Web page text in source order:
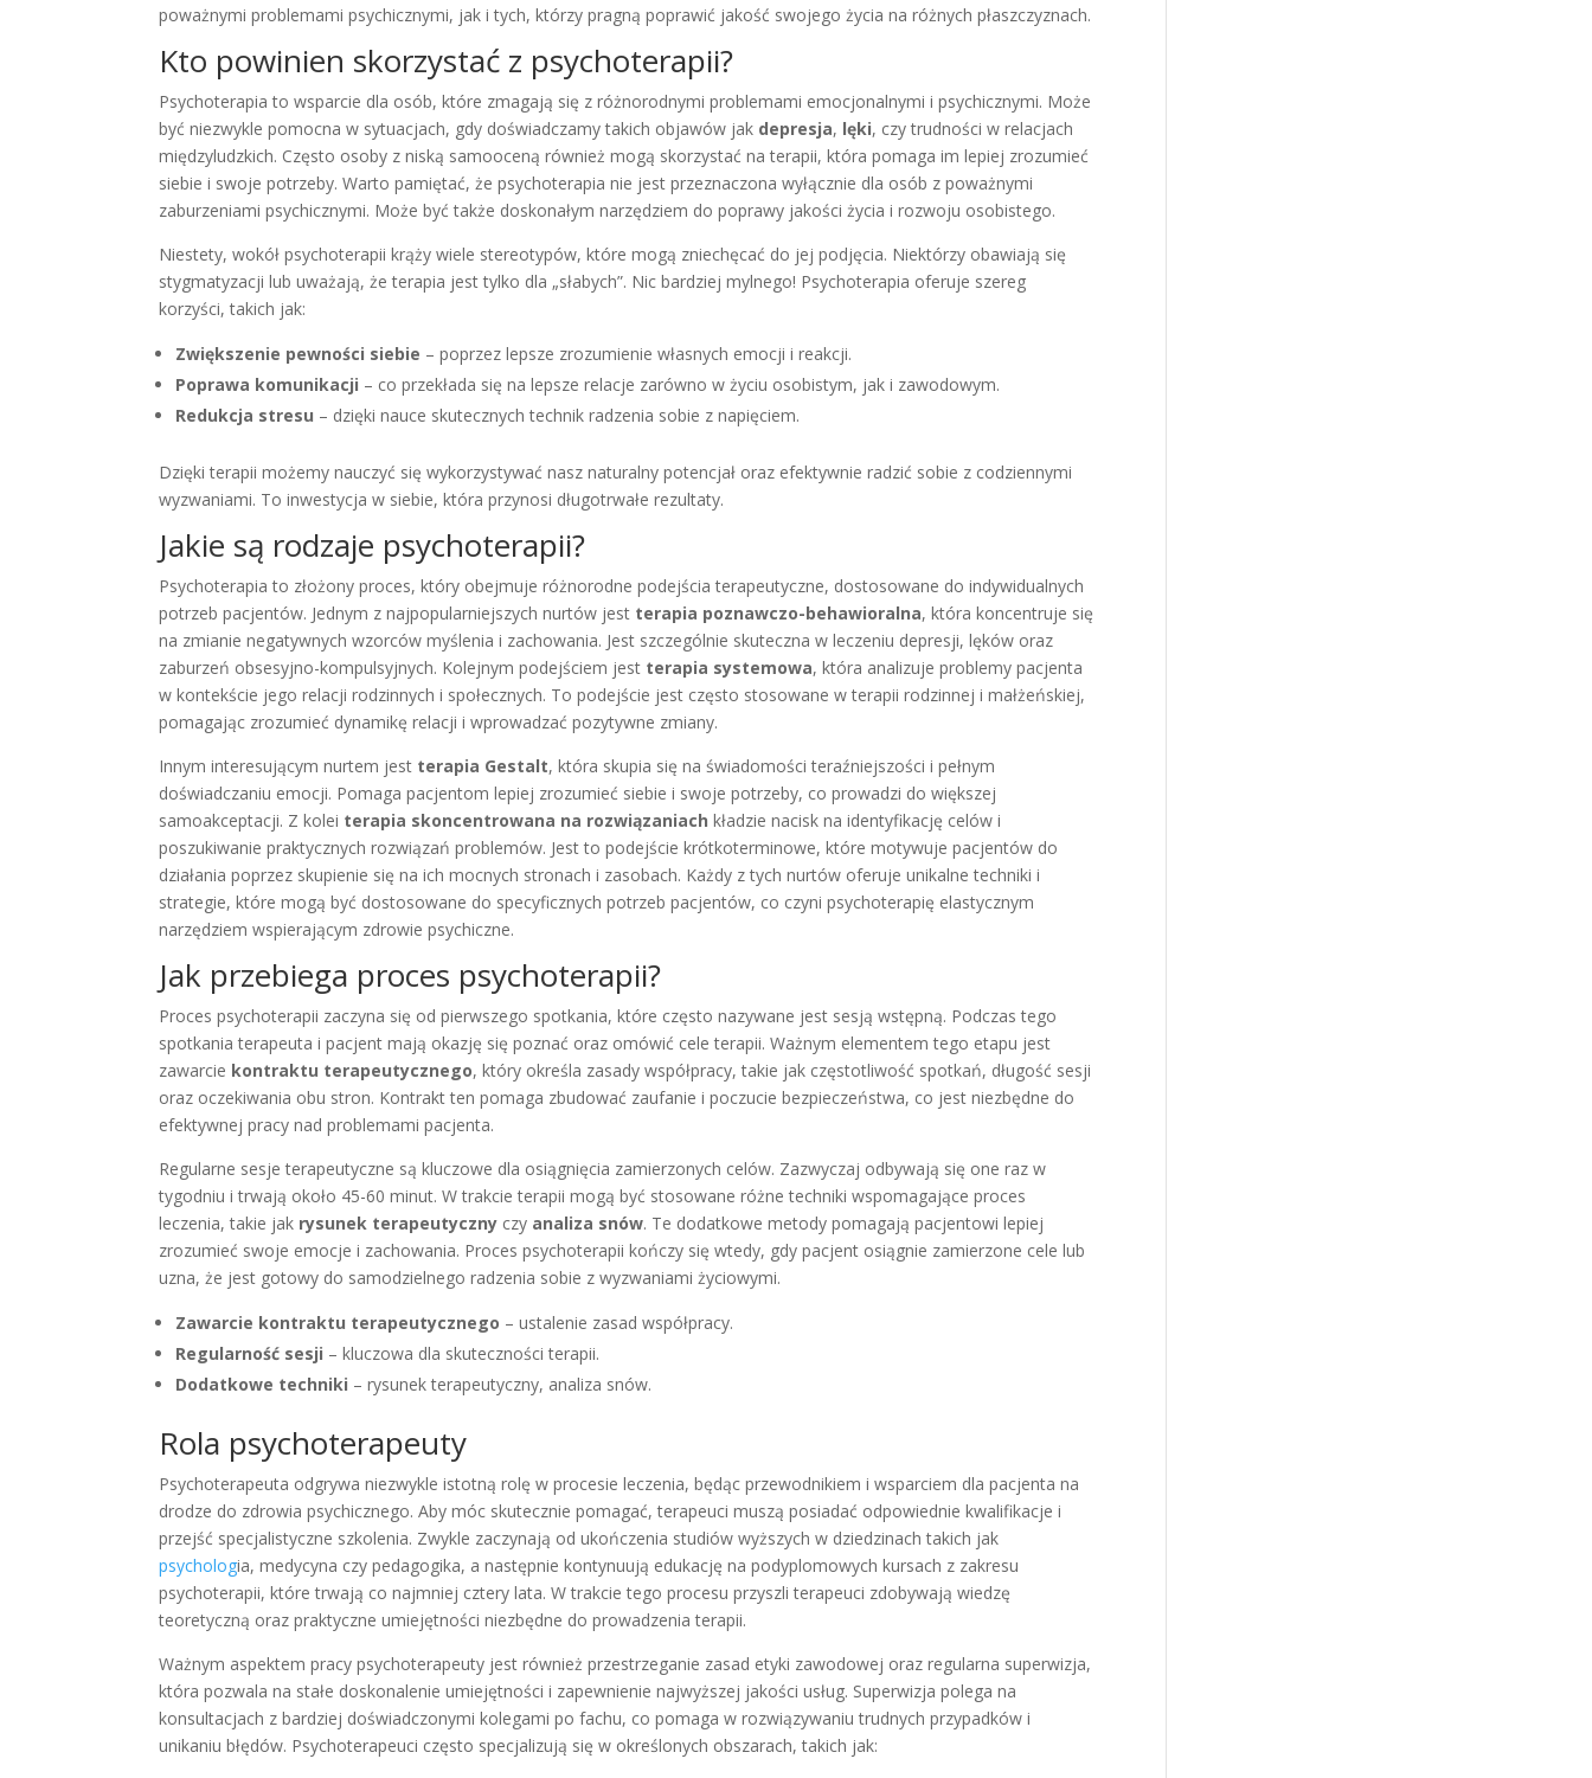
poważnymi problemami psychicznymi, jak i tych, którzy pragną poprawić jakość swojego życia na różnych płaszczyznach.
Kto powinien skorzystać z psychoterapii?
Psychoterapia to wsparcie dla osób, które zmagają się z różnorodnymi problemami emocjonalnymi i psychicznymi. Może
być niezwykle pomocna w sytuacjach, gdy doświadczamy takich objawów jak depresja, lęki, czy trudności w relacjach
międzyludzkich. Często osoby z niską samooceną również mogą skorzystać na terapii, która pomaga im lepiej zrozumieć
siebie i swoje potrzeby. Warto pamiętać, że psychoterapia nie jest przeznaczona wyłącznie dla osób z poważnymi
zaburzeniami psychicznymi. Może być także doskonałym narzędziem do poprawy jakości życia i rozwoju osobistego.
Niestety, wokół psychoterapii krąży wiele stereotypów, które mogą zniechęcać do jej podjęcia. Niektórzy obawiają się
stygmatyzacji lub uważają, że terapia jest tylko dla „słabych”. Nic bardziej mylnego! Psychoterapia oferuje szereg
korzyści, takich jak:
Zwiększenie pewności siebie – poprzez lepsze zrozumienie własnych emocji i reakcji.
Poprawa komunikacji – co przekłada się na lepsze relacje zarówno w życiu osobistym, jak i zawodowym.
Redukcja stresu – dzięki nauce skutecznych technik radzenia sobie z napięciem.
Dzięki terapii możemy nauczyć się wykorzystywać nasz naturalny potencjał oraz efektywnie radzić sobie z codziennymi
wyzwaniami. To inwestycja w siebie, która przynosi długotrwałe rezultaty.
Jakie są rodzaje psychoterapii?
Psychoterapia to złożony proces, który obejmuje różnorodne podejścia terapeutyczne, dostosowane do indywidualnych
potrzeb pacjentów. Jednym z najpopularniejszych nurtów jest terapia poznawczo-behawioralna, która koncentruje się
na zmianie negatywnych wzorców myślenia i zachowania. Jest szczególnie skuteczna w leczeniu depresji, lęków oraz
zaburzeń obsesyjno-kompulsyjnych. Kolejnym podejściem jest terapia systemowa, która analizuje problemy pacjenta
w kontekście jego relacji rodzinnych i społecznych. To podejście jest często stosowane w terapii rodzinnej i małżeńskiej,
pomagając zrozumieć dynamikę relacji i wprowadzać pozytywne zmiany.
Innym interesującym nurtem jest terapia Gestalt, która skupia się na świadomości teraźniejszości i pełnym
doświadczaniu emocji. Pomaga pacjentom lepiej zrozumieć siebie i swoje potrzeby, co prowadzi do większej
samoakceptacji. Z kolei terapia skoncentrowana na rozwiązaniach kładzie nacisk na identyfikację celów i
poszukiwanie praktycznych rozwiązań problemów. Jest to podejście krótkoterminowe, które motywuje pacjentów do
działania poprzez skupienie się na ich mocnych stronach i zasobach. Każdy z tych nurtów oferuje unikalne techniki i
strategie, które mogą być dostosowane do specyficznych potrzeb pacjentów, co czyni psychoterapię elastycznym
narzędziem wspierającym zdrowie psychiczne.
Jak przebiega proces psychoterapii?
Proces psychoterapii zaczyna się od pierwszego spotkania, które często nazywane jest sesją wstępną. Podczas tego
spotkania terapeuta i pacjent mają okazję się poznać oraz omówić cele terapii. Ważnym elementem tego etapu jest
zawarcie kontraktu terapeutycznego, który określa zasady współpracy, takie jak częstotliwość spotkań, długość sesji
oraz oczekiwania obu stron. Kontrakt ten pomaga zbudować zaufanie i poczucie bezpieczeństwa, co jest niezbędne do
efektywnej pracy nad problemami pacjenta.
Regularne sesje terapeutyczne są kluczowe dla osiągnięcia zamierzonych celów. Zazwyczaj odbywają się one raz w
tygodniu i trwają około 45-60 minut. W trakcie terapii mogą być stosowane różne techniki wspomagające proces
leczenia, takie jak rysunek terapeutyczny czy analiza snów. Te dodatkowe metody pomagają pacjentowi lepiej
zrozumieć swoje emocje i zachowania. Proces psychoterapii kończy się wtedy, gdy pacjent osiągnie zamierzone cele lub
uzna, że jest gotowy do samodzielnego radzenia sobie z wyzwaniami życiowymi.
Zawarcie kontraktu terapeutycznego – ustalenie zasad współpracy.
Regularność sesji – kluczowa dla skuteczności terapii.
Dodatkowe techniki – rysunek terapeutyczny, analiza snów.
Rola psychoterapeuty
Psychoterapeuta odgrywa niezwykle istotną rolę w procesie leczenia, będąc przewodnikiem i wsparciem dla pacjenta na
drodze do zdrowia psychicznego. Aby móc skutecznie pomagać, terapeuci muszą posiadać odpowiednie kwalifikacje i
przejść specjalistyczne szkolenia. Zwykle zaczynają od ukończenia studiów wyższych w dziedzinach takich jak
psychologia, medycyna czy pedagogika, a następnie kontynuują edukację na podyplomowych kursach z zakresu
psychoterapii, które trwają co najmniej cztery lata. W trakcie tego procesu przyszli terapeuci zdobywają wiedzę
teoretyczną oraz praktyczne umiejętności niezbędne do prowadzenia terapii.
Ważnym aspektem pracy psychoterapeuty jest również przestrzeganie zasad etyki zawodowej oraz regularna superwizja,
która pozwala na stałe doskonalenie umiejętności i zapewnienie najwyższej jakości usług. Superwizja polega na
konsultacjach z bardziej doświadczonymi kolegami po fachu, co pomaga w rozwiązywaniu trudnych przypadków i
unikaniu błędów. Psychoterapeuci często specjalizują się w określonych obszarach, takich jak: